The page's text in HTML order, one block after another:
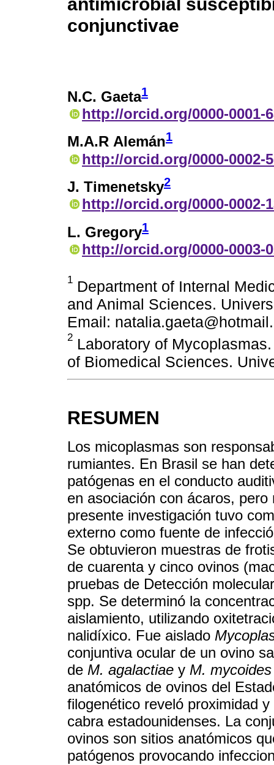
conjunctivae
N.C. Gaeta1
http://orcid.org/0000-0001-
M.A.R Alemán1
http://orcid.org/0000-0002-
J. Timenetsky2
http://orcid.org/0000-0002-
L. Gregory1
http://orcid.org/0000-0003-
1 Department of Internal
and Animal Sciences.
Email:
2 Laboratory of
of Biomedical Sciences.
RESUMEN
Los micoplasmas son
rumiantes. En Brasil se han
patógenas en el conducto
en asociación con ácaros,
presente investigación tuvo
externo como fuente de
Se obtuvieron muestras de
de cuarenta y cinco ovinos
pruebas de Detección
spp. Se determinó la
aislamiento, utilizando
nalidíxico. Fue aislado
conjuntiva ocular de un ovino
de M. agalactiae y M. mycoides
anatómicos de ovinos del
filogenético reveló proximidad
cabra estadounidenses. La
ovinos son sitios anatómicos
patógenos provocando